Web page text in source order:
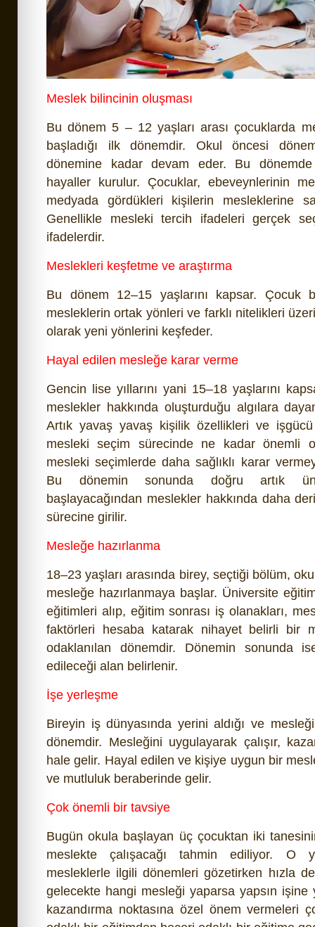
Meslek bilincinin oluşması
Bu dönem 5 – 12 yaşları arası çocuklarda
başladığı ilk dönemdir. Okul öncesi
dönemine kadar devam eder. Bu
hayaller kurulur. Çocuklar, ebeveynlerinin
medyada gördükleri kişilerin mesleklerine
Genellikle mesleki tercih ifadeleri gerçek
ifadelerdir.
Meslekleri keşfetme ve araştırma
Bu dönem 12–15 yaşlarını kapsar. Çocuk
mesleklerin ortak yönleri ve farklı nitelikleri
olarak yeni yönlerini keşfeder.
Hayal edilen mesleğe karar verme
Gencin lise yıllarını yani 15–18 yaşlarını
meslekler hakkında oluşturduğu algılara
Artık yavaş yavaş kişilik özellikleri ve
mesleki seçim sürecinde ne kadar önemli
mesleki seçimlerde daha sağlıklı karar
Bu dönemin sonunda doğru artık
başlayacağından meslekler hakkında daha
sürecine girilir.
Mesleğe hazırlanma
18–23 yaşları arasında birey, seçtiği bölüm,
mesleğe hazırlanmaya başlar. Üniversite
eğitimleri alıp, eğitim sonrası iş olanakları,
faktörleri hesaba katarak nihayet belirli bir
odaklanılan dönemdir. Dönemin sonunda
edileceği alan belirlenir.
İşe yerleşme
Bireyin iş dünyasında yerini aldığı ve
dönemdir. Mesleğini uygulayarak çalışır,
hale gelir. Hayal edilen ve kişiye uygun bir
ve mutluluk beraberinde gelir.
Çok önemli bir tavsiye
Bugün okula başlayan üç çocuktan iki
meslekte çalışacağı tahmin ediliyor. O
mesleklerle ilgili dönemleri gözetirken hızla
gelecekte hangi mesleği yaparsa yapsın işine
kazandırma noktasına özel önem vermeleri